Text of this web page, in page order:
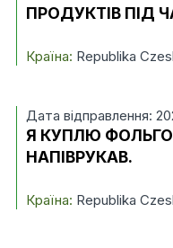
ПРОДУКТІВ ПІД
Країна: Republika
Дата відправлення:
Я КУПЛЮ
НАПІВРУКАВ.
Країна: Republika